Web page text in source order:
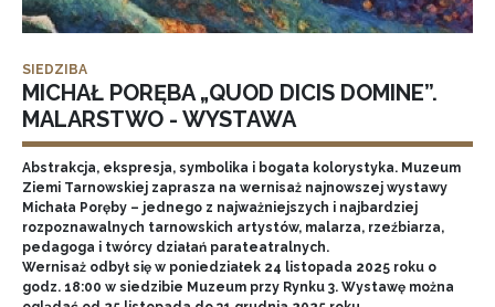
SIEDZIBA
MICHAŁ PORĘBA „QUOD DICIS DOMINE”.
MALARSTWO - WYSTAWA
Abstrakcja, ekspresja, symbolika i bogata kolorystyka. Muzeum
Ziemi Tarnowskiej zaprasza na wernisaż najnowszej wystawy
Michała Poręby – jednego z najważniejszych i najbardziej
rozpoznawalnych tarnowskich artystów, malarza, rzeźbiarza,
pedagoga i twórcy działań parateatralnych.
Wernisaż odbył się w poniedziałek 24 listopada 2025 roku o
godz. 18:00 w siedzibie Muzeum przy Rynku 3. Wystawę można